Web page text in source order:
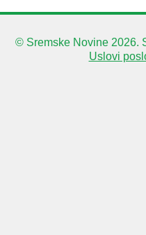
© Sremske Novine 2026.
Uslovi